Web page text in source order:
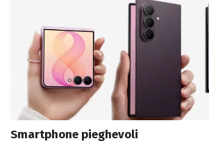
Smartphone pieghevoli